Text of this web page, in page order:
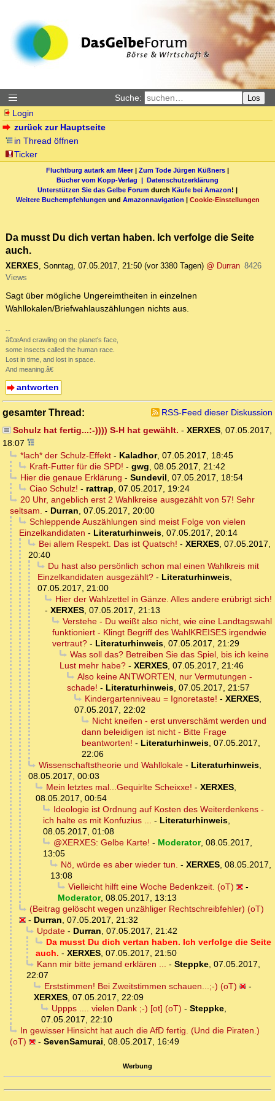
Suche: Los
Login
zurück zur Hauptseite
in Thread öffnen
Ticker
Fluchtburg autark am Meer| Zum Tode Jürgen Küßners |
Bücher vom Kopp-Verlag | Datenschutzerklärung
Unterstützen Sie das Gelbe Forum durch Käufe bei Amazon! |
Weitere Buchempfehlungen und Amazonnavigation | Cookie-Einstellungen
Da musst Du dich vertan haben. Ich verfolge die Seite
auch.
XERXES, Sonntag, 07.05.2017, 21:50 (vor 3380 Tagen) @ Durran 8426
Views
Sagt über mögliche Ungereimtheiten in einzelnen
Wahllokalen/Briefwahlauszählungen nichts aus.
--
â€œAnd crawling on the planet's face,
some insects called the human race.
Lost in time, and lost in space.
And meaning.â€
antworten
gesamter Thread:
RSS-Feed dieser Diskussion
Schulz hat fertig...:-)))) S-H hat gewählt. - XERXES, 07.05.2017,
18:07
*lach* der Schulz-Effekt- Kaladhor, 07.05.2017, 18:45
Kraft-Futter für die SPD! - gwg, 08.05.2017, 21:42
Hier die genaue Erklärung - Sundevil, 07.05.2017, 18:54
Ciao Schulz! - rattrap, 07.05.2017, 19:24
20 Uhr, angeblich erst 2 Wahlkreise ausgezählt von 57! Sehr
seltsam. - Durran, 07.05.2017, 20:00
Schleppende Auszählungen sind meist Folge von vielen
Einzelkandidaten - Literaturhinweis, 07.05.2017, 20:14
Bei allem Respekt. Das ist Quatsch! - XERXES, 07.05.2017,
20:40
Du hast also persönlich schon mal einen Wahlkreis mit
Einzelkandidaten ausgezählt? - Literaturhinweis,
07.05.2017, 21:00
Hier der Wahlzettel in Gänze. Alles andere erübrigt sich!
- XERXES, 07.05.2017, 21:13
Verstehe - Du weißt also nicht, wie eine Landtagswahl
funktioniert - Klingt Begriff des WahlKREISES irgendwie
vertraut? - Literaturhinweis, 07.05.2017, 21:29
Was soll das? Betreiben Sie das Spiel, bis ich keine
Lust mehr habe? - XERXES, 07.05.2017, 21:46
Also keine ANTWORTEN, nur Vermutungen -
schade! - Literaturhinweis, 07.05.2017, 21:57
Kindergartenniveau = Ignoretaste! - XERXES,
07.05.2017, 22:02
Nicht kneifen - erst unverschämt werden und
dann beleidigen ist nicht - Bitte Frage
beantworten! - Literaturhinweis, 07.05.2017,
22:06
Wissenschaftstheorie und Wahllokale- Literaturhinweis,
08.05.2017, 00:03
Mein letztes mal...Gequirlte Scheixxe! - XERXES,
08.05.2017, 00:54
Ideologie ist Ordnung auf Kosten des Weiterdenkens -
ich halte es mit Konfuzius ... - Literaturhinweis,
08.05.2017, 01:08
@XERXES: Gelbe Karte! - Moderator, 08.05.2017,
13:05
Nö, würde es aber wieder tun. - XERXES, 08.05.2017,
13:08
Vielleicht hilft eine Woche Bedenkzeit. (oT)
-
Moderator, 08.05.2017, 13:13
(Beitrag gelöscht wegen unzähliger Rechtschreibfehler) (oT)
- Durran, 07.05.2017, 21:32
Update- Durran, 07.05.2017, 21:42
Da musst Du dich vertan haben. Ich verfolge die Seite
auch. - XERXES, 07.05.2017, 21:50
Kann mir bitte jemand erklären ... - Steppke, 07.05.2017,
22:07
Erststimmen! Bei Zweitstimmen schauen...;-) (oT)
-
XERXES, 07.05.2017, 22:09
Uppps .... vielen Dank ;-) [ot] (oT) - Steppke,
07.05.2017, 22:10
In gewisser Hinsicht hat auch die AfD fertig. (Und die Piraten.)
(oT)
- SevenSamurai, 08.05.2017, 16:49
Werbung